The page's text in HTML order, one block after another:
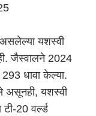
असलेल्या यशस्वी
जैस्वालने 2024
धावा केल्या.
असूनही, यशस्वी
20 वर्ल्ड